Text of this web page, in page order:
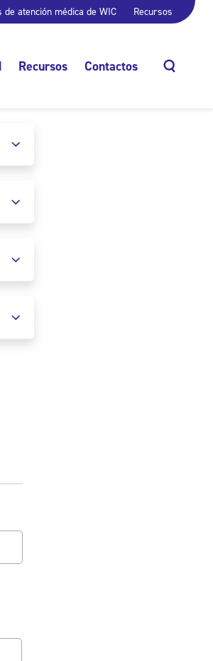
de atención médica de WIC Recursos
Recursos Contactos
Buscar